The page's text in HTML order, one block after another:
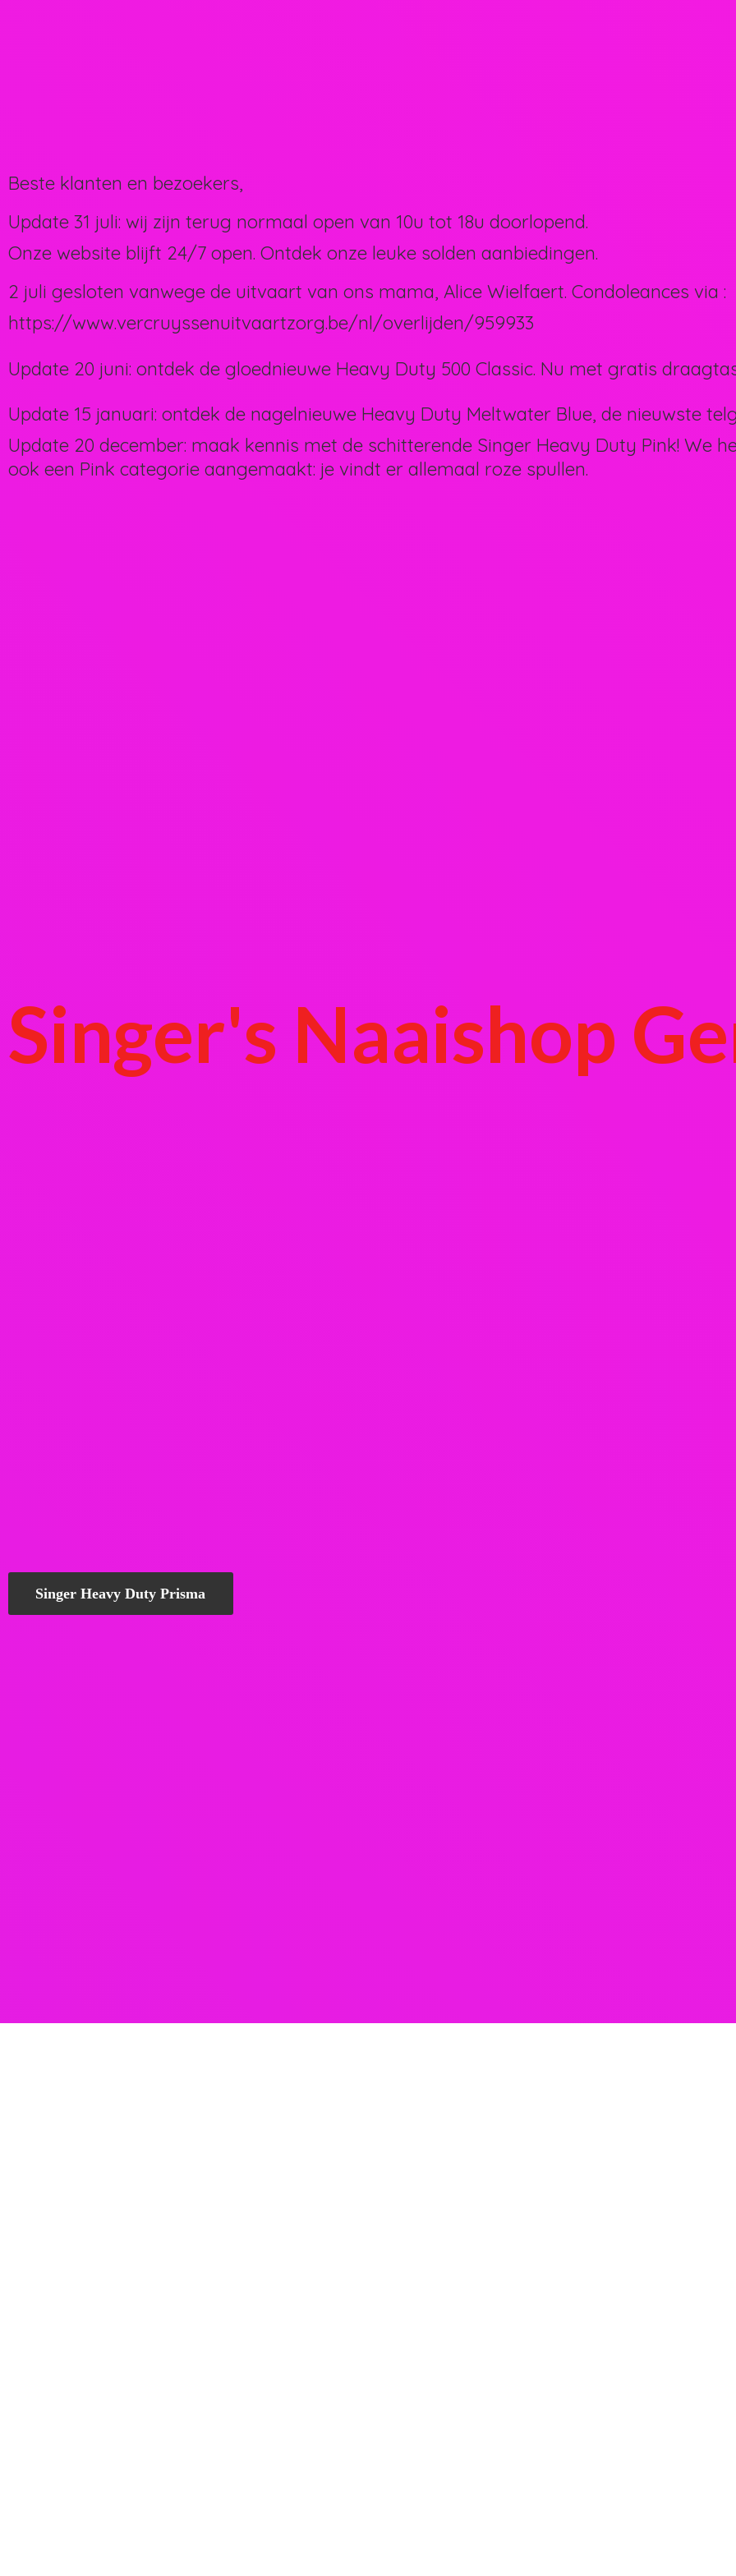
Singer's Naaishop
Beste klanten en bezoekers,
Update 31 juli: wij zijn terug normaal open van 10u tot 18u doorlopend.
Onze website blijft 24/7 open. Ontdek onze leuke solden aanbiedingen.
2 juli gesloten vanwege de uitvaart van ons mama, Alice Wielfaert. Condoleances via :
https://www.vercruyssenuitvaartzorg.be/nl/overlijden/959933
Update 20 juni: ontdek de gloednieuwe Heavy Duty 500 Classic. Nu met gratis
Update 15 januari: ontdek de nagelnieuwe Heavy Duty Meltwater Blue, de nieuwste
Update 20 december: maak kennis met de schitterende Singer Heavy Duty Pink! We
ook een Pink categorie aangemaakt: je vindt er allemaal roze spullen.
Singer Heavy Duty Prisma